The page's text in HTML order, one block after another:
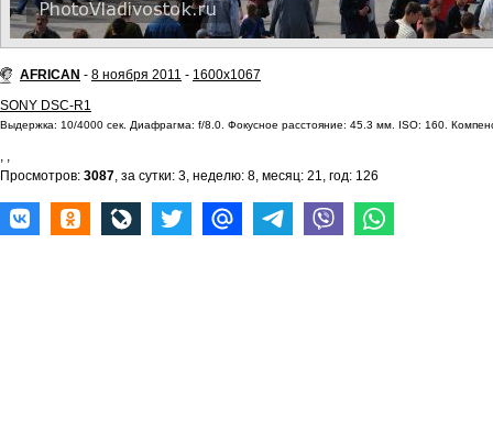
AFRICAN - 8 ноября 2011 - 1600x1067
SONY DSC-R1
Выдержка: 10/4000 сек. Диафрагма: f/8.0. Фокусное расстояние: 45.3 мм. ISO: 160.
, ,
Просмотров: 3087, за сутки: 3, неделю: 8, месяц: 21, год: 126